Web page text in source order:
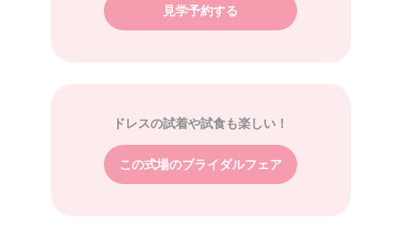
見学予約する
ドレスの試着や試食も楽しい！
この式場のブライダルフェア